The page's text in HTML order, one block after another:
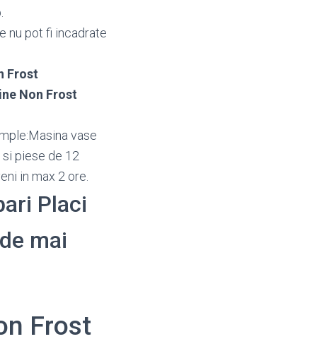
nu pot fi incadrate
Frost
Non Frost
vase
piese de 12
in max 2 ore.
Placi
mai
Frost